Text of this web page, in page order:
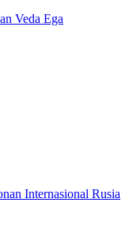
Veda Ega
Internasional Rusia